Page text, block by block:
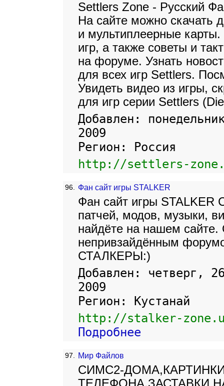
Settlers Zone - Русский
На сайте можно скачать
и мультиплеерные
игр, а также советы и
на форуме. Узнать
для всех игр Settlers.
Увидеть видео из игры,
для игр серии Settlers
Добавлен:
2009
Регион: Россия
http://settlers-
96. Фан сайт игры STALKER
Фан сайт игры STALKER
патчей, модов, музыки,
найдёте на нашем сайте.
непривзайдённым
СТАЛКЕРЫ:)
Добавлен: четверг,
2009
Регион: Кустанай
http://stalker-
Подробнее
97. Мир Файлов
СИМС2-